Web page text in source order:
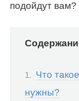
подойдут
Что
нужны?